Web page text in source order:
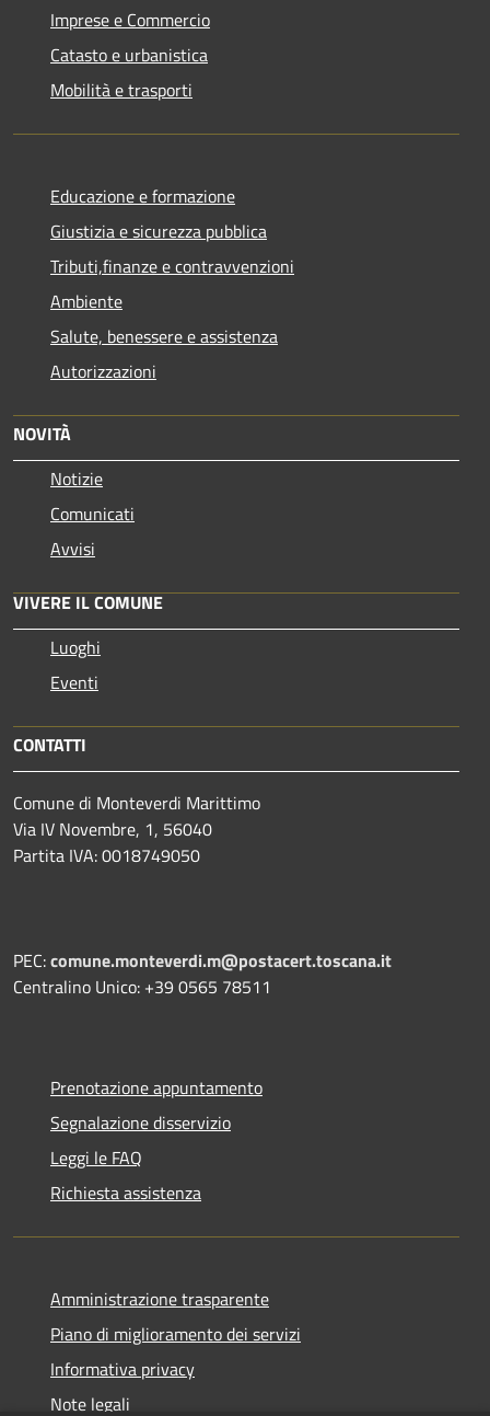
Imprese e Commercio
Catasto e urbanistica
Mobilità e trasporti
Educazione e formazione
Giustizia e sicurezza pubblica
Tributi,finanze e contravvenzioni
Ambiente
Salute, benessere e assistenza
Autorizzazioni
NOVITÀ
Notizie
Comunicati
Avvisi
VIVERE IL COMUNE
Luoghi
Eventi
CONTATTI
Comune di Monteverdi Marittimo
Via IV Novembre, 1, 56040
Partita IVA: 0018749050
PEC:comune.monteverdi.m@postacert.toscana.it
Centralino Unico: +39 0565 78511
Prenotazione appuntamento
Segnalazione disservizio
Leggi le FAQ
Richiesta assistenza
Amministrazione trasparente
Piano di miglioramento dei servizi
Informativa privacy
Note legali